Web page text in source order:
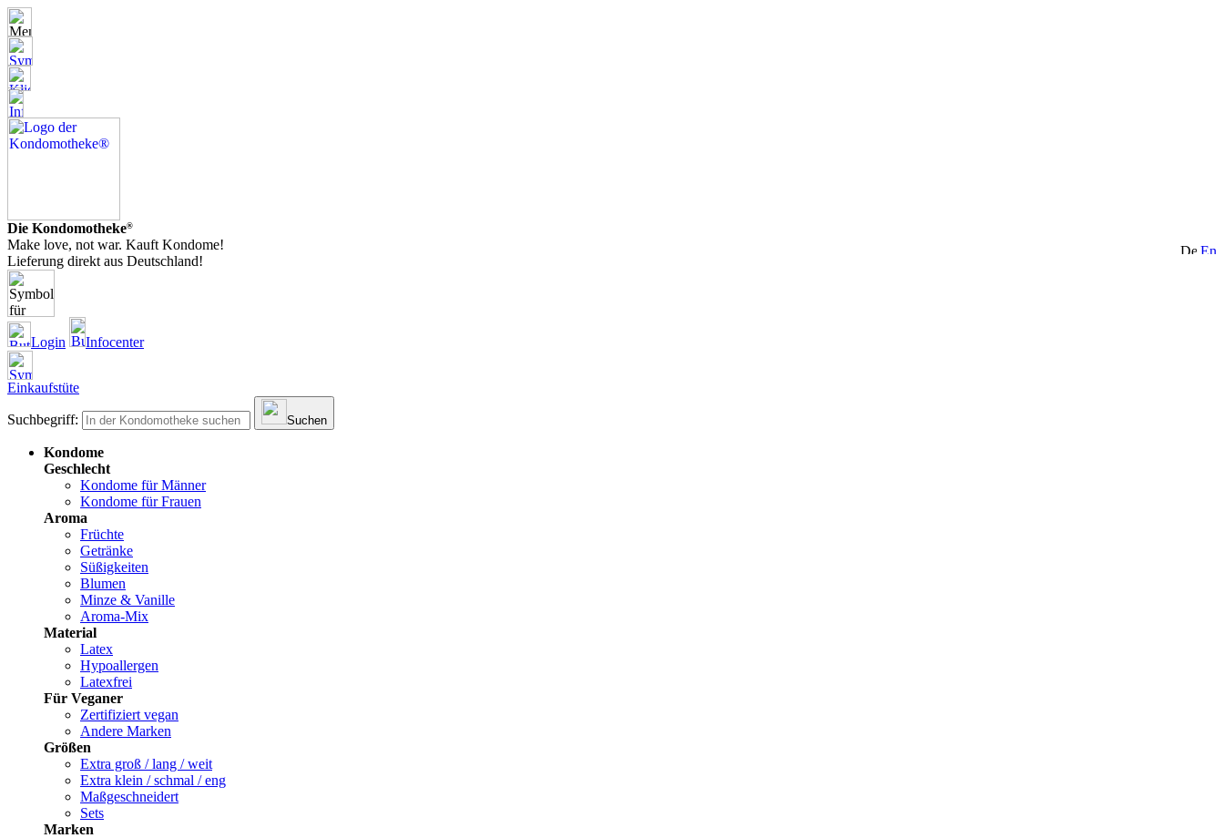
Die Kondomotheke®
Make love, not war. Kauft Kondome!
Lieferung direkt aus Deutschland!
Login Infocenter
Einkaufstüte
Suchbegriff: Suchen
Kondome
Geschlecht
Kondome für Männer
Kondome für Frauen
Aroma
Früchte
Getränke
Süßigkeiten
Blumen
Minze & Vanille
Aroma-Mix
Material
Latex
Hypoallergen
Latexfrei
Für Veganer
Zertifiziert vegan
Andere Marken
Größen
Extra groß / lang / weit
Extra klein / schmal / eng
Maßgeschneidert
Sets
Marken